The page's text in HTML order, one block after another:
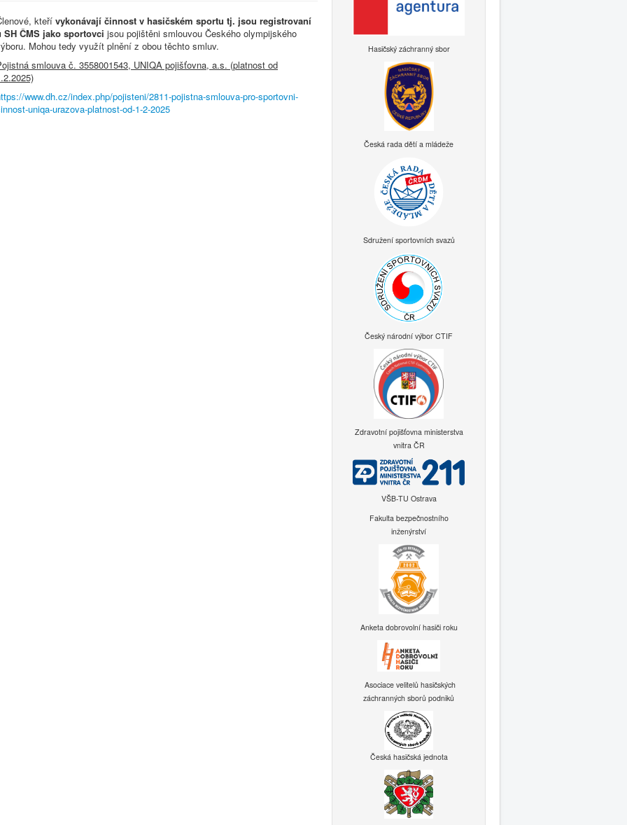
kteří vykonávají činnost v hasičském sportu tj. jsou registrovaní
SH ČMS jako sportovci jsou pojištěni smlouvou Českého olympijského
Mohou tedy využít plnění z obou těchto smluv.
smlouva č. 3558001543, UNIQA pojišťovna, a.s. (platnost od
www.dh.cz/index.php/pojisteni/2811-pojistna-smlouva-pro-sportovni-
uniqa-urazova-platnost-od-1-2-2025
Hasičský záchranný sbor
Česká rada dětí a mládeže
Sdružení sportovních svazů
Český národní výbor CTIF
Zdravotní pojišťovna ministerstva
vnitra ČR
VŠB-TU Ostrava
Fakulta bezpečnostního
inženýrství
Anketa dobrovolní hasiči roku
Asociace velitelů hasičských
záchranných sborů podniků
Česká hasičská jednota